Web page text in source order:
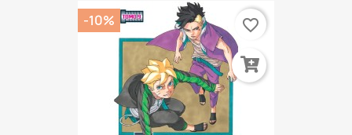
-10% favorite_border